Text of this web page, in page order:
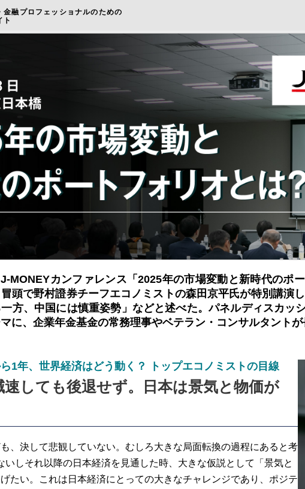
金融プロフェッショナルのための
ト
MONEYカンファレンス「2025年の市場変動と新時代のポ
頭で野村證券チーフエコノミストの森田京平氏が特別講演
方、中国には慎重姿勢」などと述べた。パネルディスカッ
に、企業年金基金の常務理事やベテラン・コンサルタント
1年、世界経済はどう動く？ トップエコノミストの目線
速しても後退せず。日本は景気と物価が
、決して悲観していない。むしろ大きな局面転換の過程にあると考
いしそれ以降の日本経済を見通した時、大きな仮説として「景気と
たい。これは日本経済にとっての大きなチャレンジであり、ポジテ